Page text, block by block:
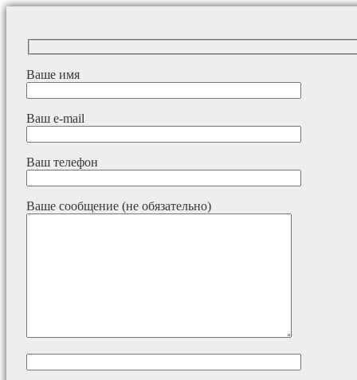
Ваше имя
Ваш e-mail
Ваш телефон
Ваше сообщение (не обязательно)